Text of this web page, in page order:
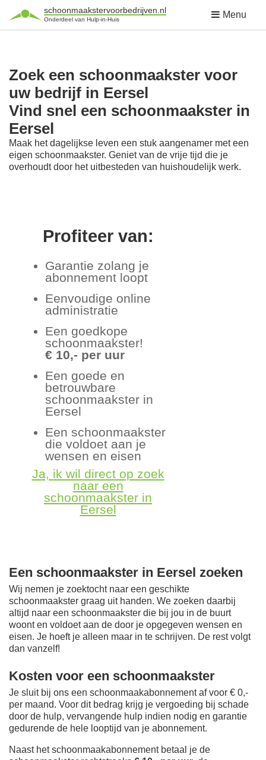
schoonmaakstervoorbedrijven.nl
Onderdeel van Hulp-in-Huis Menu
Zoek een schoonmaakster voor
uw bedrijf in Eersel
Vind snel een schoonmaakster in
Eersel
Maak het dagelijkse leven een stuk aangenamer met een
eigen schoonmaakster. Geniet van de vrije tijd die je
overhoudt door het uitbesteden van huishoudelijk werk.
Profiteer van:
Garantie zolang je
abonnement loopt
Eenvoudige online
administratie
Een goedkope
schoonmaakster!
€ 10,- per uur
Een goede en
betrouwbare
schoonmaakster in
Eersel
Een schoonmaakster
die voldoet aan je
wensen en eisen
Ja, ik wil direct op zoek
naar een
schoonmaakster in
Eersel
Een schoonmaakster in Eersel zoeken
Wij nemen je zoektocht naar een geschikte
schoonmaakster graag uit handen. We zoeken daarbij
altijd naar een schoonmaakster die bij jou in de buurt
woont en voldoet aan de door je opgegeven wensen en
eisen. Je hoeft je alleen maar in te schrijven. De rest volgt
dan vanzelf!
Kosten voor een schoonmaakster
Je sluit bij ons een schoonmaakabonnement af voor € 0,-
per maand. Voor dit bedrag krijg je vergoeding bij schade
door de hulp, vervangende hulp indien nodig en garantie
gedurende de hele looptijd van je abonnement.
Naast het schoonmaakabonnement betaal je de